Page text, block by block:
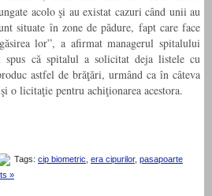
acolo şi au existat cazuri când unii au
situate în zone de pădure, fapt care face
lor”, a afirmat managerul spitalului
că spitalul a solicitat deja listele cu
astfel de brăţări, urmând ca în câteva
o licitaţie pentru achiţionarea acestora.
Tags: cip biometric era cipurilor, pasapoarte
»